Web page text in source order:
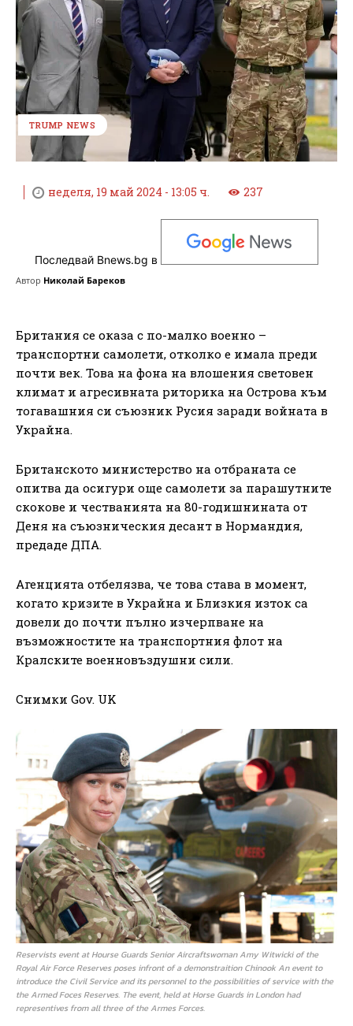
TRUMP NEWS
неделя, 19 май 2024 - 13:05 ч. 237
Последвай Bnews.bg в
Автор Николай Бареков
Британия се оказа с по-малко военно –
транспортни самолети, отколко е имала преди
почти век. Това на фона на влошения световен
климат и агресивната риторика на Острова към
тогавашния си съюзник Русия заради войната в
Украйна.
Британското министерство на отбраната се
опитва да осигури още самолети за парашутните
скокове и честванията на 80-годишнината от
Деня на съюзническия десант в Нормандия,
предаде ДПА.
Агенцията отбелязва, че това става в момент,
когато кризите в Украйна и Близкия изток са
довели до почти пълно изчерпване на
възможностите на транспортния флот на
Кралските военновъздушни сили.
Снимки Gov. UK
Reservists event at Hourse Guards Senior Aircraftswoman Amy Witwicki of the
Royal Air Force Reserves poses infront of a demonstraition Chinook An event to
introduce the Civil Service and its personnel to the possibilities of service with the
the Armed Foces Reserves. The event, held at Horse Guards in London had
representives from all three of the Armes Forces.